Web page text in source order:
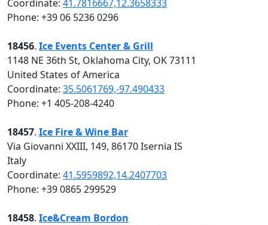
Coordinate: 41.7816667,12.3658333
Phone: +39 06 5236 0296
18456. Ice Events Center & Grill
1148 NE 36th St, Oklahoma City, OK 73111
United States of America
Coordinate: 35.5061769,-97.490433
Phone: +1 405-208-4240
18457. Ice Fire & Wine Bar
Via Giovanni XXIII, 149, 86170 Isernia IS
Italy
Coordinate: 41.5959892,14.2407703
Phone: +39 0865 299529
18458. Ice&Cream Bordon